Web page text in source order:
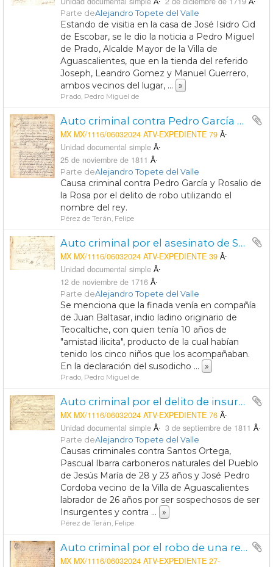
Parte deAlejandro Topete del Valle
Estando de visitia en la casa de José Isidro Cid
de Escobar, se le dio la noticia a Pedro Miguel
de Prado, Alcalde Mayor de la Villa de
Aguascalientes, que en la tienda del referido
Joseph, Leandro Gomez y Manuel Guerrero,
ambos vecinos del lugar, ... »
Prado, Pedro Miguel de
Auto criminal contra Pedro García y Rosalio de la Rosa, por el delito de robo utilizando el nombre del Rey y por insurgencia.
MX MX/1116/06032024 ATV-EXPEDIENTE 79
Unidad documental simple
25 de noviembre de 1811
Parte deAlejandro Topete del Valle
Causa criminal contra Pedro García y Rosalio de
la Rosa por el delito de robo utilizando el
nombre del rey.
Pérez de Terán, Felipe
Auto criminal por el asesinato de Salbadora Asencia, india originaria de Michoacanejo.
MX MX/1116/06032024 ATV-EXPEDIENTE 39
Unidad documental simple
12 de noviembre de 1716
Parte deAlejandro Topete del Valle
Se menciona que la finada venía en compañía
de Juan Baltasar, indio ladino originario de
Teocaltiche, con quien tenía 10 años de
"amistad ilicita", producto de la cual habían
tenido los cinco niños que los acompañaban.
En la declaración del susodicho ... »
Prado, Pedro Miguel de
Auto criminal por el delito de insurgencia contra Santos Ortega, Pascual Ibarra, José Pedro Córdoba, Encarnación Lara y Cornelio Macías.
MX MX/1116/06032024 ATV-EXPEDIENTE 76
Unidad documental simple
3 de septiembre de 1811
Parte deAlejandro Topete del Valle
Causas criminales contra Santos Ortega,
Pascual Ibarra carboneros naturales del Pueblo
de Jesús María de 28 y 23 años y José Pedro
Cordoba vecino de la Villa de Aguascalientes
labrador de 26 años por ser sospechosos de ser
Insurgentes y contra ... »
Pérez de Terán, Felipe
Auto criminal por el robo de una res propiedad del Alcalde Ordinario de Segundo Voto de la Villa de Aguascalientes, Joseph Guzman y Prado.
MX MX/1116/06032024 ATV-EXPEDIENTE 27-